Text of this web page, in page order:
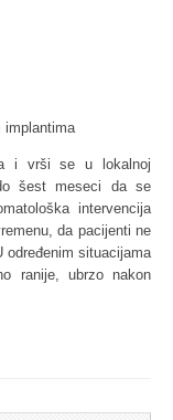
i vrši se u lokalnoj
šest meseci da se
intervencija
da pacijenti ne
određenim situacijama
ranije, ubrzo nakon